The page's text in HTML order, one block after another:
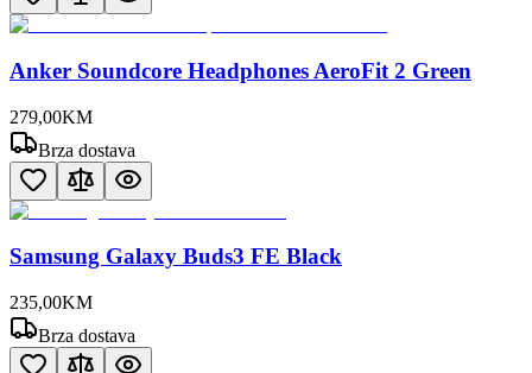
Anker Soundcore Headphones AeroFit 2 Green
279,00KM
Brza dostava
Samsung Galaxy Buds3 FE Black
235,00KM
Brza dostava